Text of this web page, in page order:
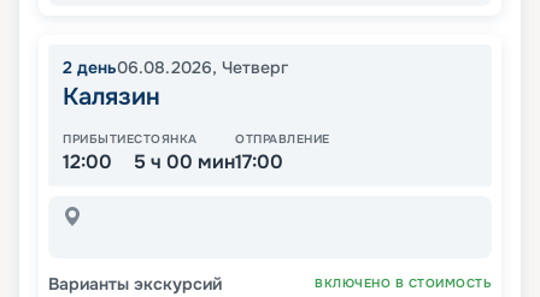
2 день06.08.2026, Четверг
Калязин
ПРИБЫТИЕ
12:00
СТОЯНКА
5 ч 00 мин
ОТПРАВЛЕНИЕ
17:00
Варианты экскурсий ВКЛЮЧЕНО В СТОИМОСТЬ